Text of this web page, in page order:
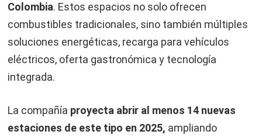
Colombia. Estos espacios no solo ofrecen
combustibles tradicionales, sino también múltiples
soluciones energéticas, recarga para vehículos
eléctricos, oferta gastronómica y tecnología
integrada.
La compañía proyecta abrir al menos 14 nuevas
estaciones de este tipo en 2025, ampliando